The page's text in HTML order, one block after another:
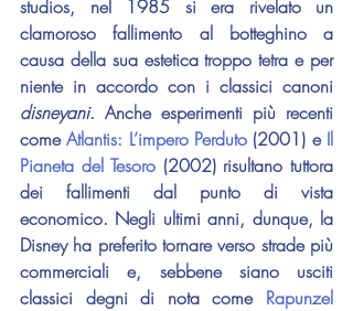
studios, nel 1985 si era rivelato un
clamoroso fallimento al botteghino a
causa della sua estetica troppo tetra e per
disneyani. Anche esperimenti più recenti
come Atlantis: L’impero Perduto (2001) e Il
Pianeta del Tesoro (2002) risultano tuttora
dei fallimenti dal punto di vista
economico. Negli ultimi anni, dunque, la
Disney ha preferito tornare verso strade più
commerciali e, sebbene siano usciti
classici degni di nota come Rapunzel